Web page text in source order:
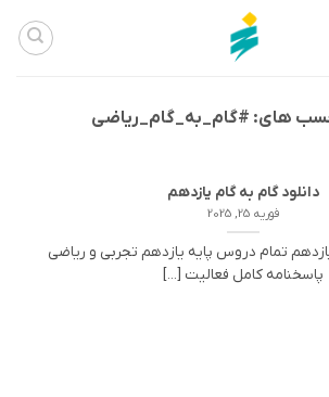
های: #گام_به_گام_ریاضی
دانلود گام به گام یازدهم
فوریه 25, 2025
تمام دروس پایه یازدهم تجربی و ریاضی
پاسخنامه کامل فعالیت [...]